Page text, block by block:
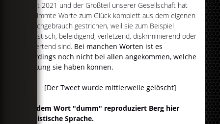
Es ist 2021 und der Großteil unserer Gesellschaft hat
bestimmte Worte zum Glück komplett aus dem eigenen
Sprachgebrauch gestrichen, weil sie zum Beispiel
rassistisch, beleidigend, verletzend, diskriminierend oder
abwertend sind. Bei manchen Worten ist es
allerdings noch nicht bei allen angekommen, welche
Wirkung sie haben können.
[Der Tweet wurde mittlerweile gelöscht]
Mit dem Wort "dumm" reproduziert Berg hier
ableistische Sprache.